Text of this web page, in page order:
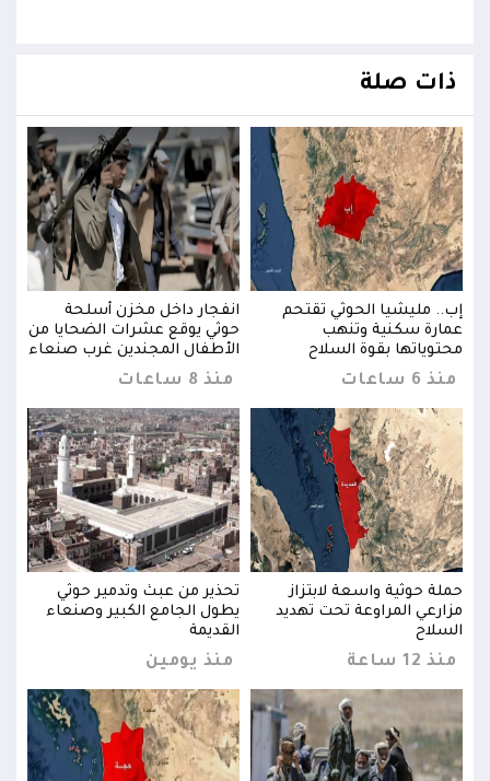
ذات صلة
إب.. مليشيا الحوثي تقتحم
عمارة سكنية وتنهب
محتوياتها بقوة السلاح
منذ 6 ساعات
انفجار داخل مخزن أسلحة
حوثي يوقع عشرات الضحايا من
الأطفال المجندين غرب صنعاء
منذ 8 ساعات
حملة حوثية واسعة لابتزاز
مزارعي المراوعة تحت تهديد
السلاح
منذ 12 ساعة
تحذير من عبث وتدمير حوثي
يطول الجامع الكبير وصنعاء
القديمة
منذ يومين